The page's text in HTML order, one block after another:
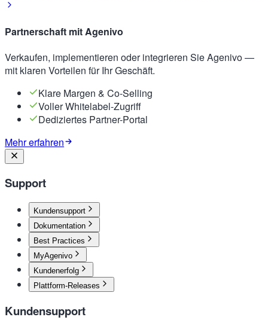
Partnerschaft mit Agenivo
Verkaufen, implementieren oder integrieren Sie Agenivo —
mit klaren Vorteilen für Ihr Geschäft.
Klare Margen & Co-Selling
Voller Whitelabel-Zugriff
Dediziertes Partner-Portal
Mehr erfahren
Support
Kundensupport
Dokumentation
Best Practices
MyAgenivo
Kundenerfolg
Plattform-Releases
Kundensupport